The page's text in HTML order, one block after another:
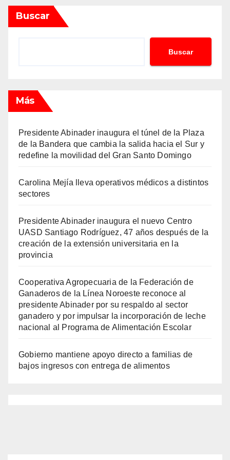
Buscar
Buscar
Más
Presidente Abinader inaugura el túnel de la Plaza
de la Bandera que cambia la salida hacia el Sur y
redefine la movilidad del Gran Santo Domingo
Carolina Mejía lleva operativos médicos a distintos
sectores
Presidente Abinader inaugura el nuevo Centro
UASD Santiago Rodríguez, 47 años después de la
creación de la extensión universitaria en la
provincia
Cooperativa Agropecuaria de la Federación de
Ganaderos de la Línea Noroeste reconoce al
presidente Abinader por su respaldo al sector
ganadero y por impulsar la incorporación de leche
nacional al Programa de Alimentación Escolar
Gobierno mantiene apoyo directo a familias de
bajos ingresos con entrega de alimentos